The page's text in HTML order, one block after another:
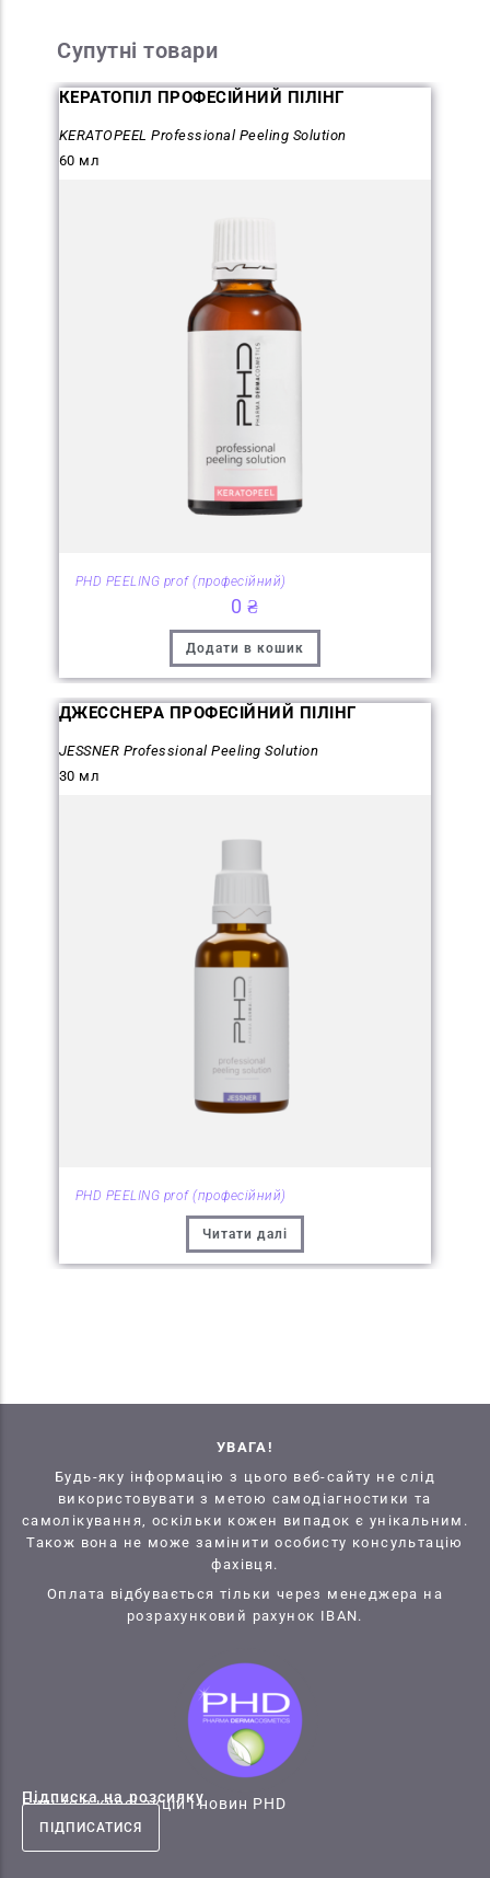
Супутні товари
КЕРАТОПІЛ ПРОФЕСІЙНИЙ ПІЛІНГ
KERATOPEEL Professional Peeling Solution
60 мл
PHD PEELING prof (професійний)
0₴
Додати в кошик
ДЖЕССНЕРА ПРОФЕСІЙНИЙ ПІЛІНГ
JESSNER Professional Peeling Solution
30 мл
PHD PEELING prof (професійний)
Читати далі
УВАГА!
Будь-яку інформацію з цього веб-сайту не слід
використовувати з метою самодіагностики та
самолікування, оскільки кожен випадок є унікальним.
Також вона не може замінити особисту консультацію
фахівця.
Оплата відбувається тільки через менеджера на
розрахунковий рахунок IBAN.
Підписка на розсилку
Будьте в курсі акцій і новин PHD
ПІДПИСАТИСЯ